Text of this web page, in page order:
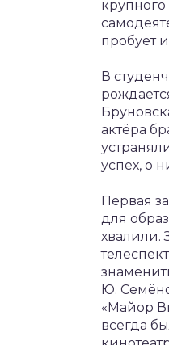
пробует
В
актёра
успех, о
Первая
для
хвалили.
Ю.
«Майор
всегда